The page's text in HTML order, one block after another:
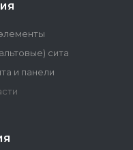
сита
и панели